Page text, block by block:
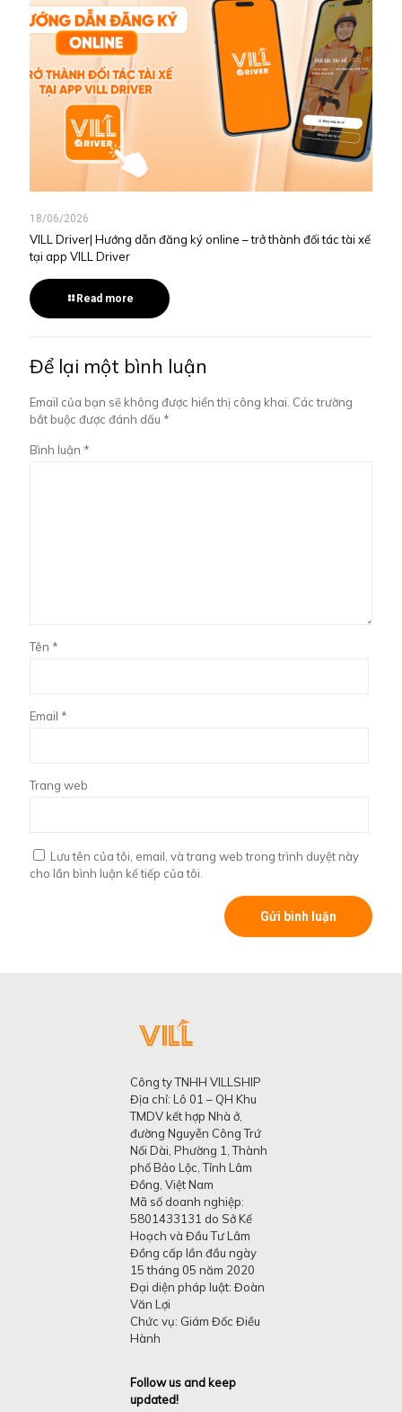
18/06/2026
VILL Driver| Hướng dẫn đăng ký online – trở thành đối tác tài xế
tại app VILL Driver
Read more
Để lại một bình luận
Email của bạn sẽ không được hiển thị công khai. Các trường
bắt buộc được đánh dấu *
Bình luận *
Tên *
Email *
Trang web
Lưu tên của tôi, email, và trang web trong trình duyệt này
cho lần bình luận kế tiếp của tôi.
Công ty TNHH VILLSHIP
Địa chỉ: Lô 01 – QH Khu
TMDV kết hợp Nhà ở,
đường Nguyễn Công Trứ
Nối Dài, Phường 1, Thành
phố Bảo Lộc, Tỉnh Lâm
Đồng, Việt Nam
Mã số doanh nghiệp:
5801433131 do Sở Kế
Hoạch và Đầu Tư Lâm
Đồng cấp lần đầu ngày
15 tháng 05 năm 2020
Đại diện pháp luật: Đoàn
Văn Lợi
Chức vụ: Giám Đốc Điều
Hành
Follow us and keep
updated!